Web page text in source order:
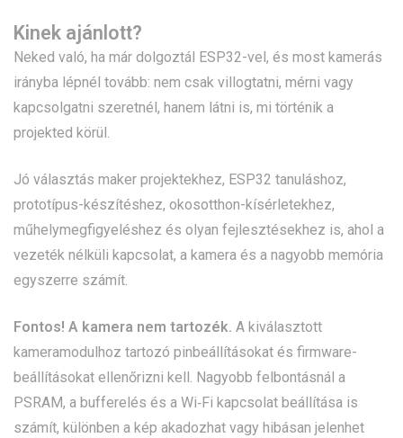
Kinek ajánlott?
Neked való, ha már dolgoztál ESP32-vel, és most kamerás
irányba lépnél tovább: nem csak villogtatni, mérni vagy
kapcsolgatni szeretnél, hanem látni is, mi történik a
projekted körül.
Jó választás maker projektekhez, ESP32 tanuláshoz,
prototípus-készítéshez, okosotthon-kísérletekhez,
műhelymegfigyeléshez és olyan fejlesztésekhez is, ahol a
vezeték nélküli kapcsolat, a kamera és a nagyobb memória
egyszerre számít.
Fontos! A kamera nem tartozék. A kiválasztott
kameramodulhoz tartozó pinbeállításokat és firmware-
beállításokat ellenőrizni kell. Nagyobb felbontásnál a
PSRAM, a bufferelés és a Wi‑Fi kapcsolat beállítása is
számít, különben a kép akadozhat vagy hibásan jelenhet